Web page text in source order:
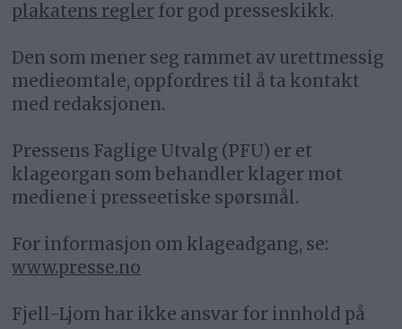
plakatens regler for god presseskikk.
Den som mener seg rammet av urettmessig
medieomtale, oppfordres til å ta kontakt
med redaksjonen.
Pressens Faglige Utvalg (PFU) er et
klageorgan som behandler klager mot
mediene i presseetiske spørsmål.
For informasjon om klageadgang, se:
www.presse.no
Fjell-Ljom har ikke ansvar for innhold på